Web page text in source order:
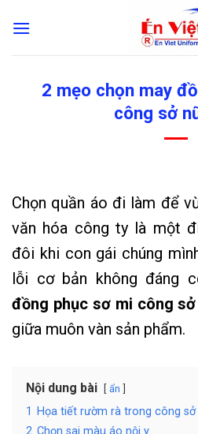
2 mẹo chọn may
công sở
Chọn quần áo đi làm để
văn hóa công ty là một
đôi khi con gái chúng
lỗi cơ bản không đáng
đồng phục sơ mi công
giữa muôn vàn sản phẩm.
Nội dung bài ẩn
1
Họa tiết rườm rà trong công sở
2 Chọn sai màu áo nội y